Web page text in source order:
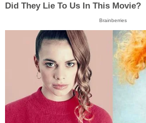
Did They Lie To Us In This Movie?
Brainberries